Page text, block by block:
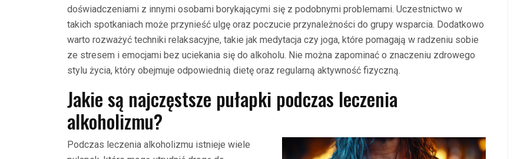
doświadczeniami z innymi osobami borykającymi się z podobnymi problemami. Uczestnictwo w
takich spotkaniach może przynieść ulgę oraz poczucie przynależności do grupy wsparcia. Dodatkowo
warto rozważyć techniki relaksacyjne, takie jak medytacja czy joga, które pomagają w radzeniu sobie
ze stresem i emocjami bez uciekania się do alkoholu. Nie można zapominać o znaczeniu zdrowego
stylu życia, który obejmuje odpowiednią dietę oraz regularną aktywność fizyczną.
Jakie są najczęstsze pułapki podczas leczenia
alkoholizmu?
Podczas leczenia alkoholizmu istnieje wiele